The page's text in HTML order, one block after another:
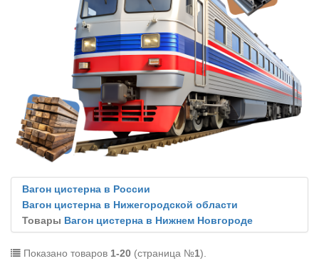
Вагон цистерна в России
Вагон цистерна в Нижегородской области
Товары Вагон цистерна в Нижнем Новгороде
Показано товаров 1-20 (страница №1).